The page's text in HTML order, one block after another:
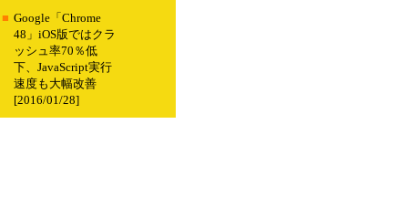
■ Google「Chrome
48」iOS版ではクラ
ッシュ率70％低
下、JavaScript実行
速度も大幅改善
[2016/01/28]